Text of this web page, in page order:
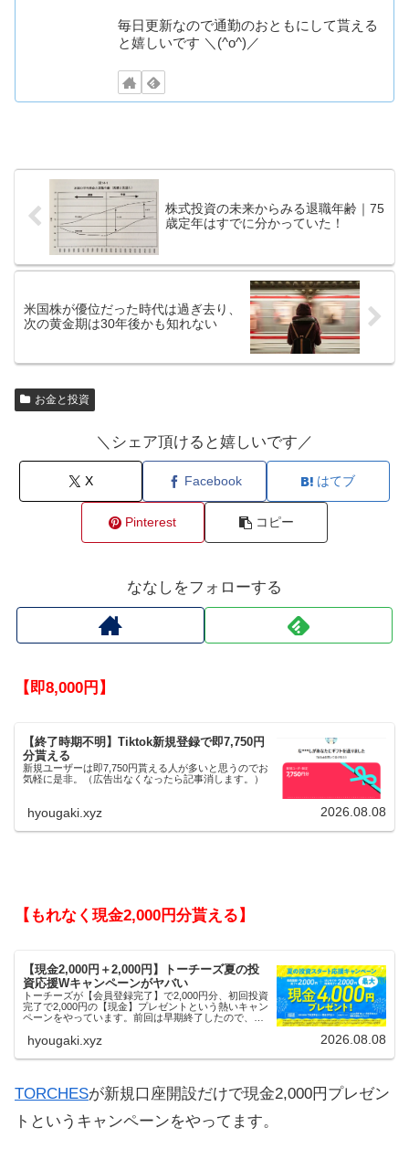
毎日更新なので通勤のおともにして貰える
と嬉しいです ＼(^o^)／
株式投資の未来からみる退職年齢｜75
歳定年はすでに分かっていた！
米国株が優位だった時代は過ぎ去り、
次の黄金期は30年後かも知れない
お金と投資
＼シェア頂けると嬉しいです／
X Facebook はてブ
Pinterest コピー
ななしをフォローする
【即8,000円】
【終了時期不明】Tiktok新規登録で即7,750円
分貰える
新規ユーザーは即7,750円貰える人が多いと思うのでお
気軽に是非。（広告出なくなったら記事消します。）
hyougaki.xyz 2026.08.08
【もれなく現金2,000円分貰える】
【現金2,000円＋2,000円】トーチーズ夏の投
資応援Wキャンペーンがヤバい
トーチーズが【会員登録完了】で2,000円分、初回投資
完了で2,000円の【現金】プレゼントという熱いキャン
ペーンをやっています。前回は早期終了したので、使
hyougaki.xyz 2026.08.08
TORCHESが新規口座開設だけで現金2,000円プレゼン
トというキャンペーンをやってます。